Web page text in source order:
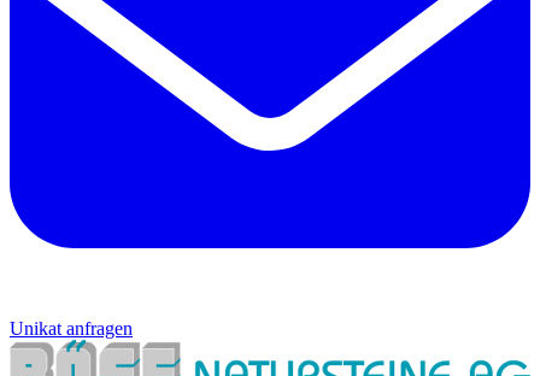
Unikat anfragen